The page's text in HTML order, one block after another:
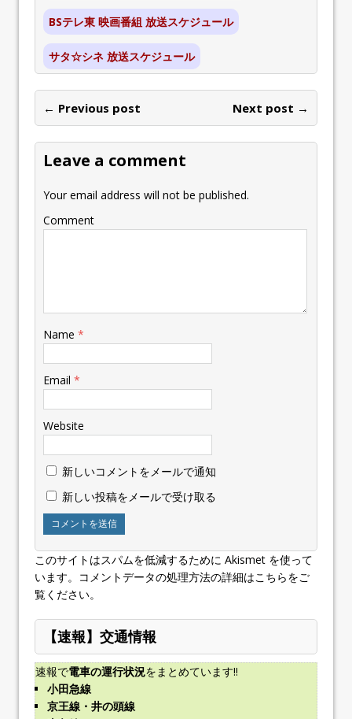
BSテレ東 映画番組 放送スケジュール
サタ☆シネ 放送スケジュール
← Previous post Next post →
Leave a comment
Your email address will not be published.
Comment
Name *
Email *
Website
新しいコメントをメールで通知
新しい投稿をメールで受け取る
このサイトはスパムを低減するために Akismet を使って
います。
コメントデータの処理方法の詳細はこちらをご
覧ください。
【速報】交通情報
速報で電車の運行状況をまとめています!!
小田急線
京王線・井の頭線